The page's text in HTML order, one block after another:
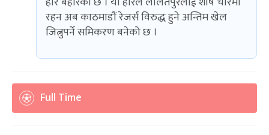
रहन अब काठमाडौं रेजर्स विरुद्ध हुने अन्तिम खेल
जित्नुपर्ने समिकरण बनेको छ ।
Full Time